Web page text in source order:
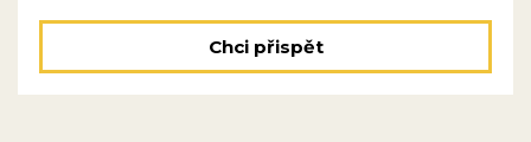
Chci přispět